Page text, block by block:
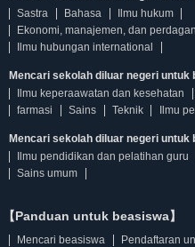
Sastra
Bahasa
Ilmu hukum
Ekonomi, manajemen, dan
Ilmu hubungan international
Mencari sekolah diluar negeri untuk
Ilmu keperaawatan dan kesehatan
farmasi
Sains Teknik Ilmu
Mencari sekolah diluar negeri untuk
Ilmu pendidikan dan pelatihan guru
Sains umum
【Panduan untuk beasiswa】
Mencari beasiswa
Pendaftaran